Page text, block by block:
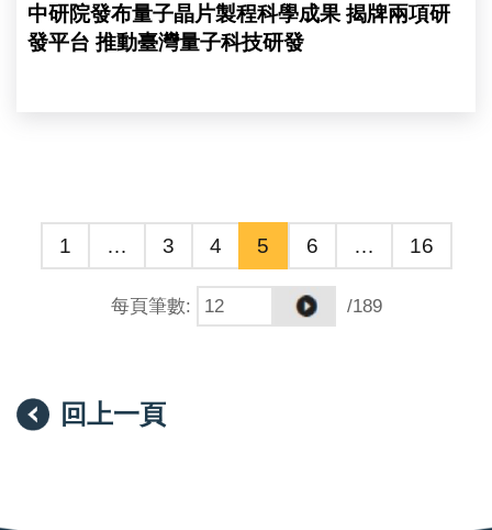
源：
中
中研院發布量子晶片製程科學成果 揭牌兩項研
發平台 推動臺灣量子科技研發
1 … 3 4 5 6 … 16
每頁筆數: /189
回上一頁